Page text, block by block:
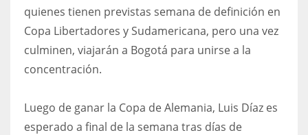
quienes tienen previstas semana de definición en
Copa Libertadores y Sudamericana, pero una vez
culminen, viajarán a Bogotá para unirse a la
concentración.
Luego de ganar la Copa de Alemania, Luis Díaz es
esperado a final de la semana tras días de